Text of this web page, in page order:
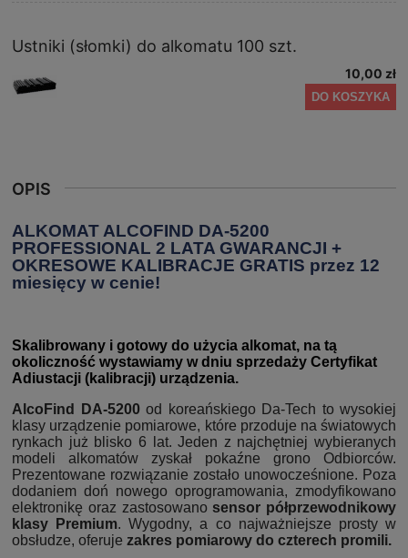
Ustniki (słomki) do alkomatu 100 szt.
10,00 zł
DO KOSZYKA
OPIS
ALKOMAT ALCOFIND DA-5200
PROFESSIONAL 2 LATA GWARANCJI +
OKRESOWE KALIBRACJE GRATIS przez 12
miesięcy w cenie!
Skalibrowany i gotowy do użycia alkomat, na tą
okoliczność wystawiamy w dniu sprzedaży Certyfikat
Adiustacji (kalibracji) urządzenia.
AlcoFind DA-5200od koreańskiego Da-Tech to wysokiej
klasy urządzenie pomiarowe, które przoduje na światowych
rynkach już blisko 6 lat. Jeden z najchętniej wybieranych
modeli alkomatów zyskał pokaźne grono Odbiorców.
Prezentowane rozwiązanie zostało unowocześnione. Poza
dodaniem doń nowego oprogramowania, zmodyfikowano
elektronikę oraz zastosowanosensor półprzewodnikowy
klasy Premium. Wygodny, a co najważniejsze prosty w
obsłudze, oferuje zakres pomiarowy do czterech promili.